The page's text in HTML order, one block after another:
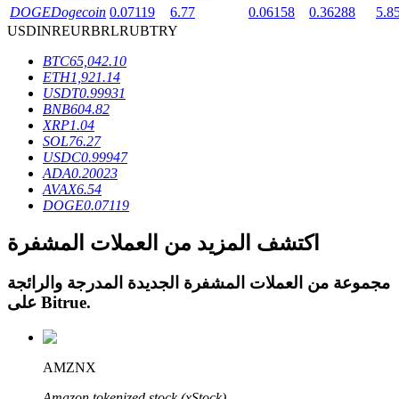
القروض
خدمة الاقتراض المدعومة بالعملات المشفرة
DOGEDogecoin 0.07119 6.77 0.06158 0.36288
USDINREURBRLRUBTRY
BTC65,042.10
ETH1,921.14
USDT0.99931
BNB604.82
XRP1.04
SOL76.27
USDC0.99947
ADA0.20023
AVAX6.54
DOGE0.07119
اكتشف المزيد من العملات المشفرة
مجموعة من العملات المشفرة الجديدة المدرجة والرائجة
Bitrue.
AMZNX